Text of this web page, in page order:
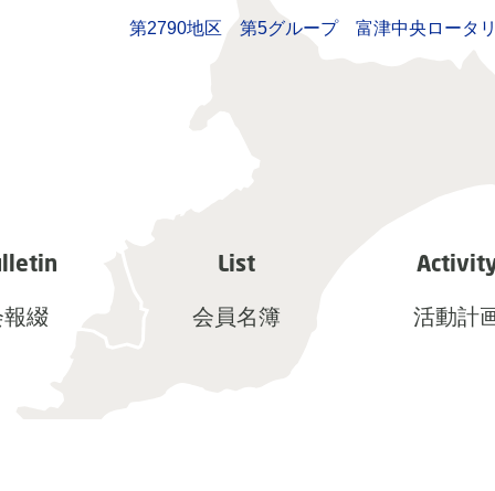
第2790地区 第5グループ 富津中央ロータ
報綴
List
会員名簿 活動計